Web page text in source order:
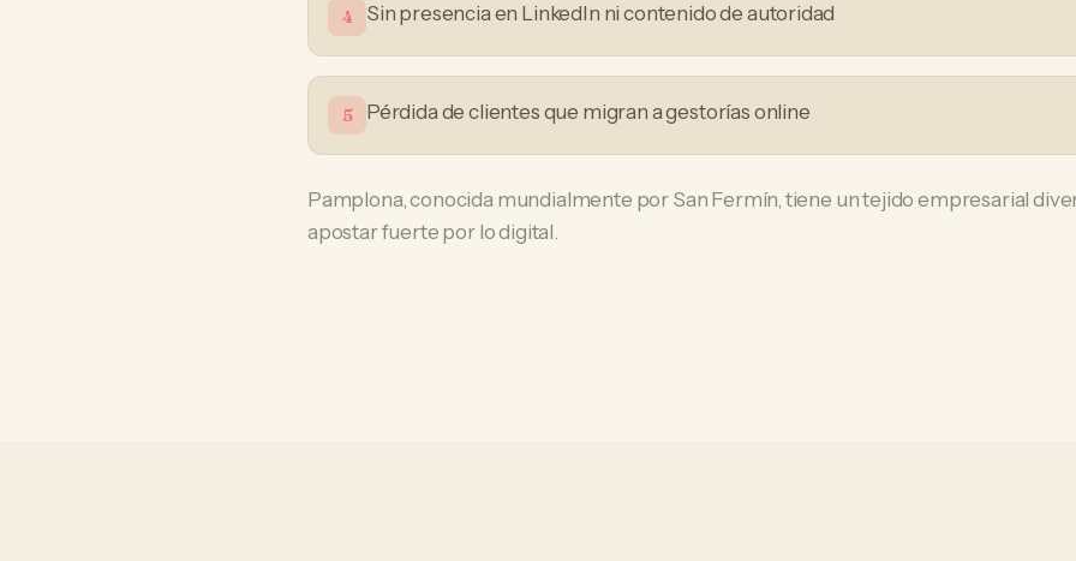
4 Sin presencia en LinkedIn ni contenido de autoridad
5 Pérdida de clientes que migran a gestorías online
Pamplona, conocida mundialmente por San Fermín, tiene un tejido empresarial
apostar fuerte por lo digital.